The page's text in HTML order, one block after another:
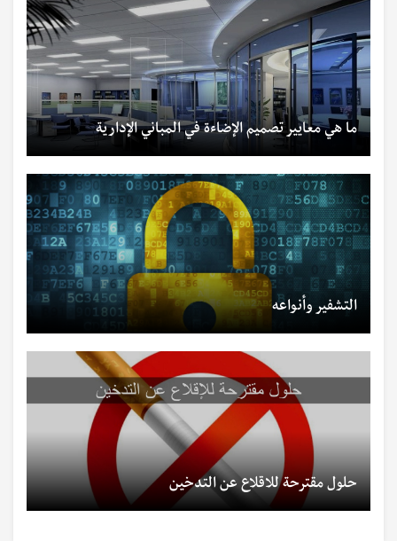
ما هي معايير تصميم الإضاءة في المباني الإدارية
التشفير وأنواعه
حلول مقترحة للاقلاع عن التدخين